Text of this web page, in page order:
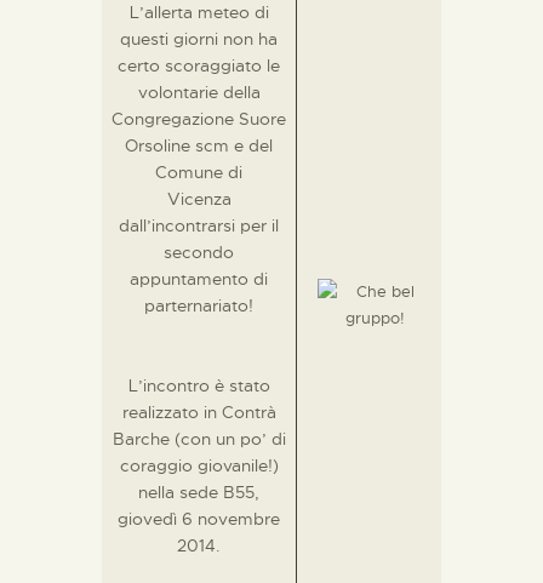
ELISA SALERNO
CONTATTI
L’allerta meteo di
questi giorni non ha
certo scoraggiato le
volontarie della
Congregazione Suore
Orsoline scm e del
Comune di
Vicenza
dall’incontrarsi per il
secondo
appuntamento di
parternariato!
L’incontro è stato
realizzato in Contrà
Barche (con un po’ di
coraggio giovanile!)
nella sede B55,
giovedì 6 novembre
2014.